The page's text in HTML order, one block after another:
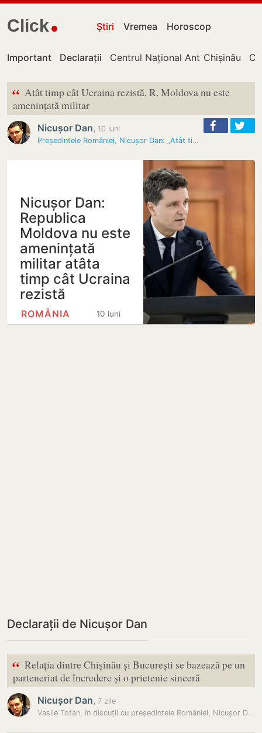
Click Știri Vremea Horoscop
Important Declarații Centrul Național Anticorupție
Chișinău
“ Atât timp cât Ucraina rezistă, R. Moldova nu este
amenințată militar
Nicușor Dan, 10 luni
Președintele României, Nicușor Dan: „Atât timp cât Ucraina rezistă, R.…
Nicușor Dan:
Republica
Moldova nu este
amenințată
militar atâta
timp cât Ucraina
rezistă
10 luni
ROMÂNIA
Declarații de Nicușor Dan
“ Relația dintre Chișinău și București se bazează pe un
parteneriat de încredere și o prietenie sinceră
Nicușor Dan, 7 zile
Vasile Tofan, în discuții cu președintele României, Nicușor Dan:…